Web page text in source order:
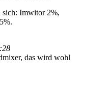
sich: Imwitor 2%,
das wird wohl